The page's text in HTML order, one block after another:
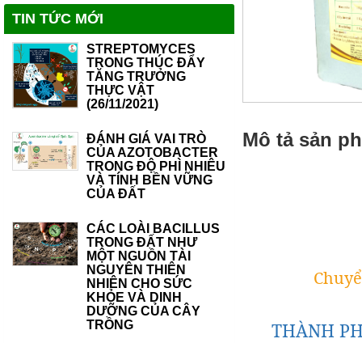
Mô tả sản
THÀNH
TIN TỨC MỚI
STREPTOMYCES
TRONG THÚC ĐẨY
TĂNG TRƯỞNG
THỰC VẬT
(26/11/2021)
ĐÁNH GIÁ VAI TRÒ
CỦA AZOTOBACTER
TRONG ĐỘ PHÌ NHIÊU
VÀ TÍNH BỀN VỮNG
CỦA ĐẤT
CÁC LOÀI BACILLUS
TRONG ĐẤT NHƯ
MỘT NGUỒN TÀI
NGUYÊN THIÊN
NHIÊN CHO SỨC
KHỎE VÀ DINH
DƯỠNG CỦA CÂY
TRỒNG